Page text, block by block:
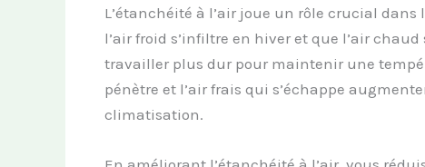
L’étanchéité à l’air joue un rôle crucial
l’air froid s’infiltre en hiver et que l’air
travailler plus dur pour maintenir une
pénètre et l’air frais qui s’échappe
climatisation.